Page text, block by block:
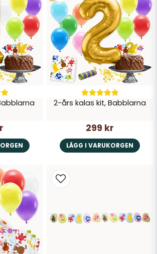
min fråga
Skicka fråga2-års kalas kit, Babblarna
299 kr
LÄGG I VARUKORGEN